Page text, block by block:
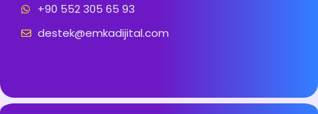
+90 552 305 65 93
destek@emkadijital.com